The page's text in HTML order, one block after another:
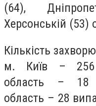
(64),
Херсонській (53)
Кількість
м. Київ – 256
область – 18
область – 28